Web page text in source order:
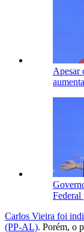
Apesar
Federal
Carlos Vieira foi
(PP-AL). Porém, o